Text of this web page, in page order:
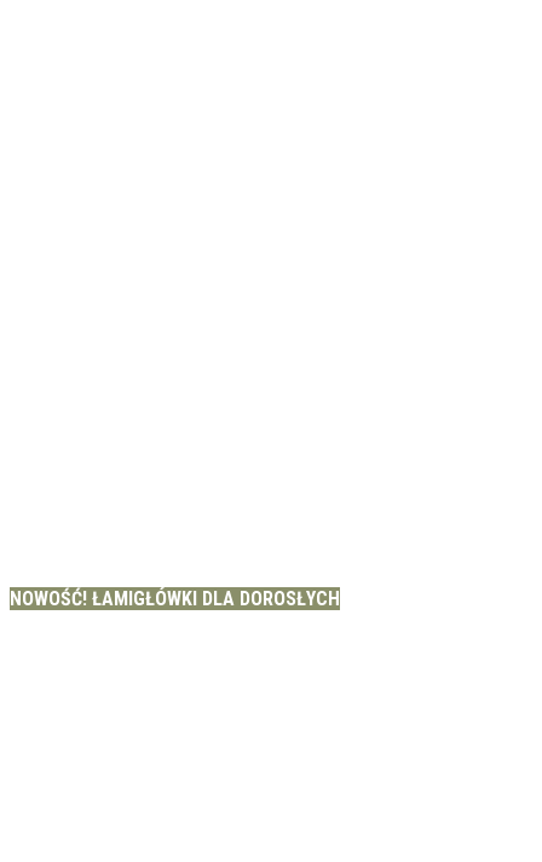
NOWOŚĆ! ŁAMIGŁÓWKI DLA DOROSŁYCH